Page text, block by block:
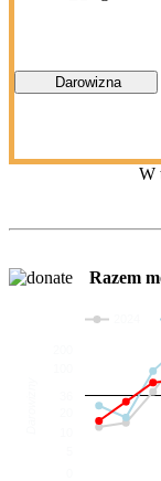
Darowizna
W
Razem